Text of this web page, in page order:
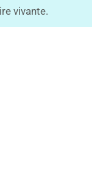
vivante.